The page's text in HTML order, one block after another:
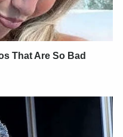
That Are So Bad